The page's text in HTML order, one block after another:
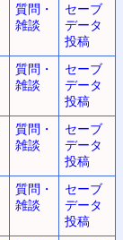
質問・
雑談
セーブ
データ
投稿
質問・
雑談
セーブ
データ
投稿
質問・
雑談
セーブ
データ
投稿
質問・
雑談
セーブ
データ
投稿